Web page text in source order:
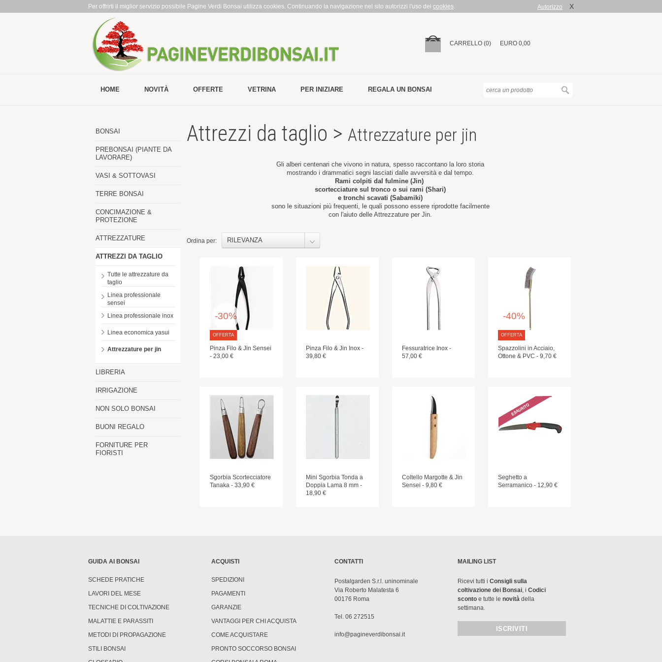
Per offrirti il miglior servizio possibile Pagine Verdi Bonsai utilizza cookies. Continuando la navigazione nel sito autorizzi l'uso dei cookies. Autorizzo X
CARRELLO (0) EURO 0,00
HOME NOVITÀ OFFERTE VETRINA PER INIZIARE REGALA UN BONSAI
BONSAI
PREBONSAI (PIANTE DA
LAVORARE)
VASI & SOTTOVASI
TERRE BONSAI
CONCIMAZIONE &
PROTEZIONE
ATTREZZATURE
ATTREZZI DA TAGLIO
Tutte le attrezzature da
taglio
Linea professionale
sensei
Linea professionale inox
Linea economica yasui
Attrezzature per jin
LIBRERIA
IRRIGAZIONE
NON SOLO BONSAI
BUONI REGALO
FORNITURE PER
FIORISTI
Attrezzi da taglio > Attrezzature per jin
Gli alberi centenari che vivono in natura, spesso raccontano la loro storia
mostrando i drammatici segni lasciati dalle avversità e dal tempo.
Rami colpiti dal fulmine (Jin)
scortecciature sul tronco o sui rami (Shari)
e tronchi scavati (Sabamiki)
sono le situazioni più frequenti, le quali possono essere riprodotte facilmente
con l'aiuto delle Attrezzature per Jin.
Ordina per: RILEVANZA
OFFERTA
-30%
Pinza Filo & Jin Sensei
- 23,00 €
Pinza Filo & Jin Inox -
39,80 €
Fessuratrice Inox -
57,00 €
OFFERTA
-40%
Spazzolini in Acciaio,
Ottone & PVC - 9,70 €
Sgorbia Scortecciatore
Tanaka - 33,90 €
Mini Sgorbia Tonda a
Doppia Lama 8 mm -
18,90 €
Coltello Margotte & Jin
Sensei - 9,80 €
Seghetto a
Serramanico - 12,90 €
GUIDA AI BONSAI
SCHEDE PRATICHE
LAVORI DEL MESE
TECNICHE DI COLTIVAZIONE
MALATTIE E PARASSITI
METODI DI PROPAGAZIONE
STILI BONSAI
ACQUISTI
SPEDIZIONI
PAGAMENTI
GARANZIE
VANTAGGI PER CHI ACQUISTA
COME ACQUISTARE
PRONTO SOCCORSO BONSAI
CONTATTI
Postalgarden S.r.l. uninominale
Via Roberto Malatesta 6
00176 Roma
Tel. 06 272515
info@pagineverdibonsai.it
MAILING LIST
Ricevi tutti i Consigli sulla
coltivazione dei Bonsai, i Codici
sconto e tutte le novità della
settimana.